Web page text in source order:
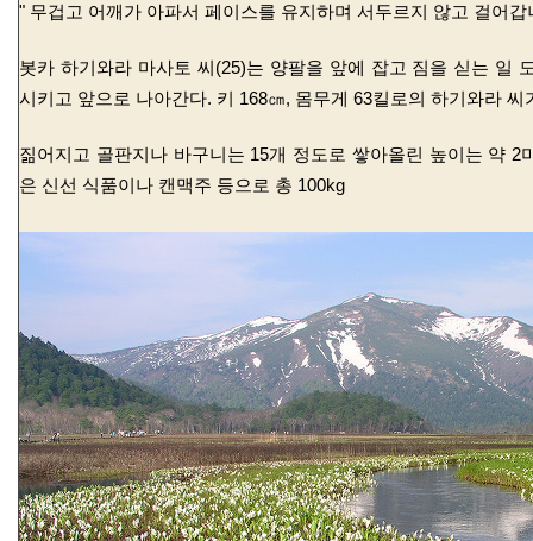
" 무겁고 어깨가 아파서 페이스를 유지하며 서두르지 않고 걸어갑
봇카 하기와라 마사토 씨(25)는 양팔을 앞에 잡고 짐을 싣는 일
시키고 앞으로 나아간다. 키 168㎝, 몸무게 63킬로의 하기와라
짊어지고 골판지나 바구니는 15개 정도로 쌓아올린 높이는 약 2
은 신선 식품이나 캔맥주 등으로 총 100kg